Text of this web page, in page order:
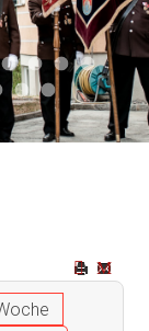
032 033
Aktuell 029
Aktuell 027
Aktuell 026
Start
008
Start 005Start 003Start 006